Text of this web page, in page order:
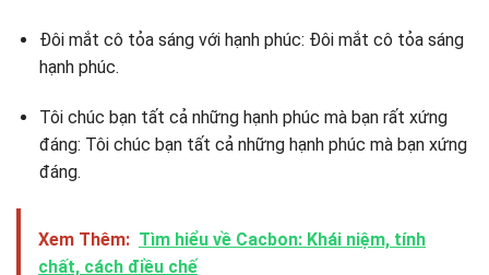
Đôi mắt cô tỏa sáng với hạnh phúc: Đôi mắt cô tỏa sáng
hạnh phúc.
Tôi chúc bạn tất cả những hạnh phúc mà bạn rất xứng
đáng: Tôi chúc bạn tất cả những hạnh phúc mà bạn xứng
đáng.
Xem Thêm: Tìm hiểu về Cacbon: Khái niệm, tính
chất, cách điều chế